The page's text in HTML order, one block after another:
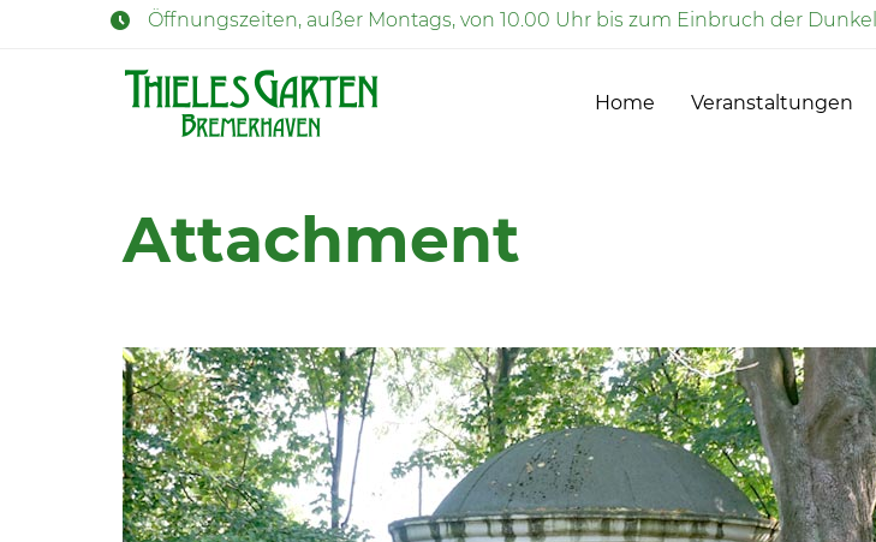
Öffnungszeiten, außer Montags, von 10.00 Uhr bis zum Einbruch der
Home Veranstaltungen
Attachment